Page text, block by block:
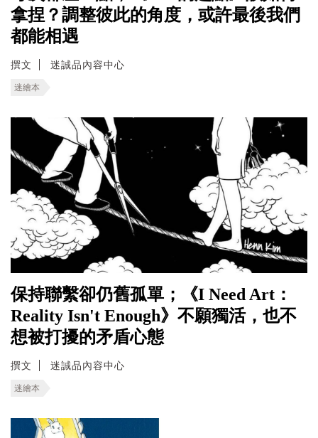
拿捏？調整彼此的角度，或許最後我們
都能相遇
撰文 迷誠品內容中心
迷繪本
保持聯繫卻仍舊孤單；《I Need Art：
Reality Isn't Enough》不願獨活，也不
想被打擾的矛盾心態
撰文 迷誠品內容中心
迷繪本